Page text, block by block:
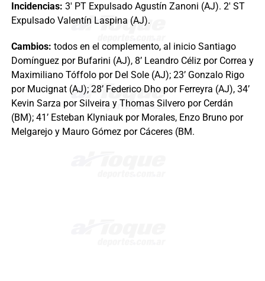
Incidencias: 3′ PT Expulsado Agustín Zanoni (AJ). 2′ ST
Expulsado Valentín Laspina (AJ).
Cambios: todos en el complemento, al inicio Santiago
Domínguez por Bufarini (AJ), 8’ Leandro Céliz por Correa y
Maximiliano Tóffolo por Del Sole (AJ); 23’ Gonzalo Rigo
por Mucignat (AJ); 28’ Federico Dho por Ferreyra (AJ), 34’
Kevin Sarza por Silveira y Thomas Silvero por Cerdán
(BM); 41’ Esteban Klyniauk por Morales, Enzo Bruno por
Melgarejo y Mauro Gómez por Cáceres (BM.